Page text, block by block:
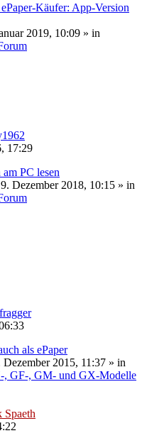
Käufer: App-Version
2019, 10:09 » in
17:29
PC lesen
Dezember 2018, 10:15 » in
als ePaper
2015, 11:37 » in
, GF-, GM- und GX-Modelle
Spaeth